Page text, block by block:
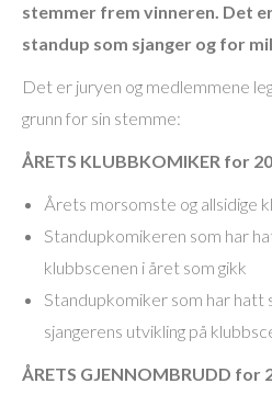
stemmer frem vinneren. Det
standup som sjanger og for
Det er juryen og medlemmene
grunn for sin stemme:
ÅRETS KLUBBKOMIKER for
Årets morsomste og allsidige
Standupkomikeren som har
klubbscenen i året som gikk
Standupkomiker som har
sjangerens utvikling på
ÅRETS GJENNOMBRUDD for